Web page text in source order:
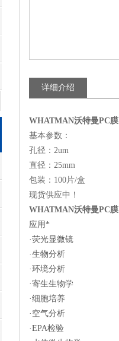
详细介绍
WHATMAN沃特曼PC
基本参数：
孔径：2um
直径：25mm
包装：100片/盒
现货供应中！
WHATMAN沃特曼PC
应用*
·荧光显微镜
·生物分析
·环境分析
·寄生生物学
·细胞培养
·空气分析
·EPA检验